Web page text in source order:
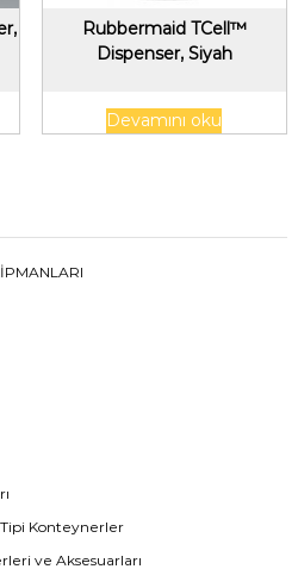
Rubbermaid TCell™
Dispenser, Siyah
Devamını oku
Konteynerler
ve Aksesuarları